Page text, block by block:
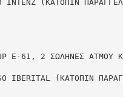
INTENZ (ΚΑΤΟΠΙΝ
E-61, 2 ΣΩΛHNEΣ ΑΤΜΟΥ
IBERITAL (ΚΑΤΟΠΙΝ